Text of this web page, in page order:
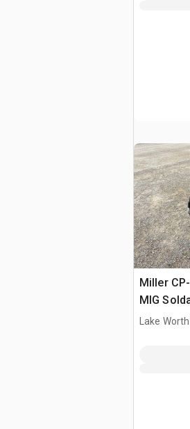
Miller
MIG
Lake